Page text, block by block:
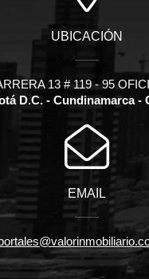
UBICACIÓN
13 # 119 - 95
D.C. - Cundinamarca -
EMAIL